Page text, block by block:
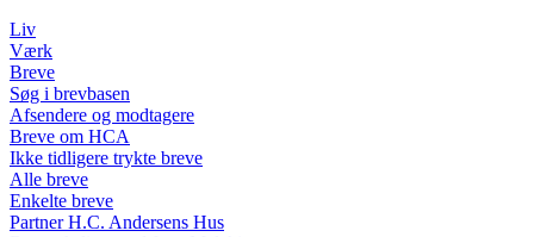
Liv
Værk
Breve
Søg i brevbasen
Afsendere og modtagere
Breve om HCA
Ikke tidligere trykte breve
Alle breve
Enkelte breve
Partner H.C. Andersens Hus